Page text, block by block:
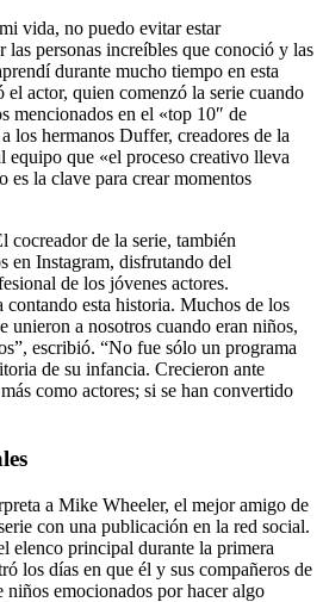
vida, no puedo evitar estar
las personas increíbles que conoció y las
durante mucho tiempo en esta
el actor, quien comenzó la serie cuando
mencionados en el «top 10″ de
los hermanos Duffer, creadores de la
equipo que «el proceso creativo lleva
es la clave para crear momentos
cocreador de la serie, también
en Instagram, disfrutando del
de los jóvenes actores.
contando esta historia. Muchos de los
unieron a nosotros cuando eran niños,
escribió. “No fue sólo un programa
de su infancia. Crecieron ante
como actores; si se han convertido
a Mike Wheeler, el mejor amigo de
con una publicación en la red social.
elenco principal durante la primera
los días en que él y sus compañeros de
niños emocionados por hacer algo